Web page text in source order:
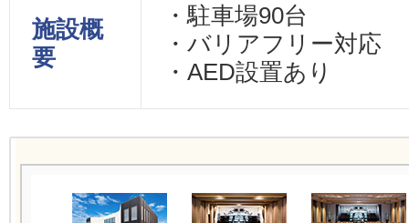
施設概
要
・駐車場90台
・バリアフリー対応
・AED設置あり